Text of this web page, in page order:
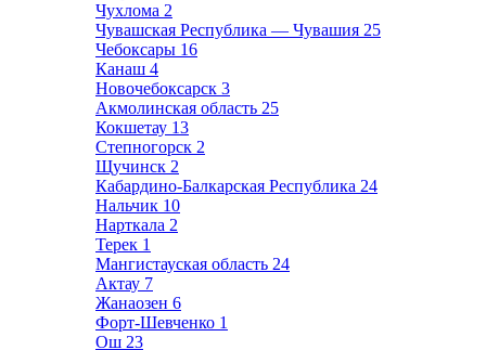
Чухлома 2
Чувашская Республика — Чувашия 25
Чебоксары 16
Канаш 4
Новочебоксарск 3
Акмолинская область 25
Кокшетау 13
Степногорск 2
Щучинск 2
Кабардино-Балкарская Республика 24
Нальчик 10
Нарткала 2
Терек 1
Мангистауская область 24
Актау 7
Жанаозен 6
Форт-Шевченко 1
Ош 23